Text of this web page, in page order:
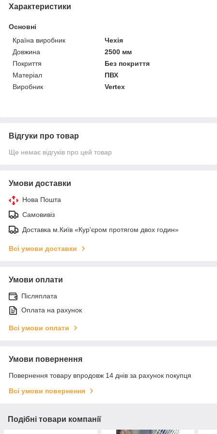
Характеристики
Основні
Країна виробник
Чехія
Довжина
2500 мм
Покриття
Без покриття
Матеріал
ПВХ
Виробник
Vertex
Відгуки про товар
Ще немає відгуків про цей товар
Умови доставки
Нова Пошта
Самовивіз
Доставка м.Київ «Кур'єром протягом двох годин»
Всі умови доставки
Умови оплати
Післяплата
Оплата на рахунок
Всі умови оплати
Умови повернення
Повернення товару впродовж 14 днів за рахунок покупця
Всі умови повернення
Подібні товари компанії